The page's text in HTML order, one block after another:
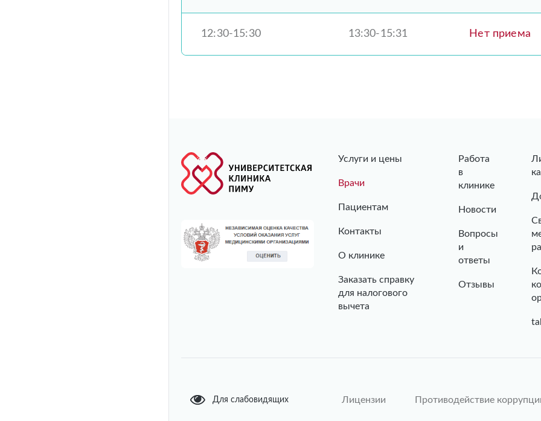
12:30-15:30 13:30-15:31 Нет приема
Услуги и цены
Врачи
Пациентам
Контакты
О клинике
Заказать справку
для налогового
вычета
Работа
в
клинике
Новости
Вопросы
и
ответы
Отзывы
Для слабовидящих Лицензии Противодействие